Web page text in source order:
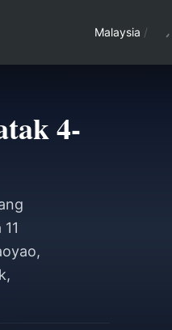
Malaysia /
4-